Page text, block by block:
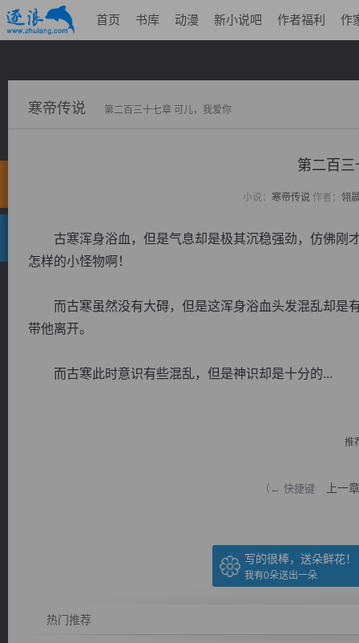
首页 书库 动漫 新小说吧 作者福利 作
寒帝传说 第二百三十七章 可儿，我爱你
第二百
小说： 寒帝传说作者： 翎
古寒浑身浴血，但是气息却是极其沉稳强劲，仿佛刚
怎样的小怪物啊！
而古寒虽然没有大碍，但是这浑身浴血头发混乱却是
带他离开。
而古寒此时意识有些混乱，但是神识却是十分的...
推
（← 快捷键 上一章
写的很棒，送朵鲜花！
我有0朵送出一朵
热门推荐